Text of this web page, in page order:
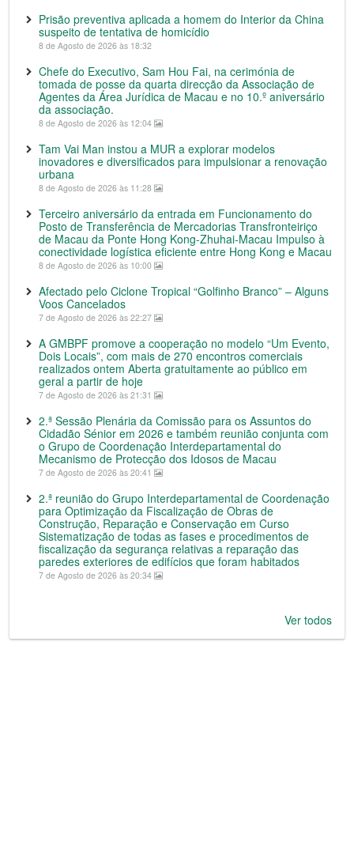
Prisão preventiva aplicada a homem do Interior da China
suspeito de tentativa de homicídio
8 de Agosto de 2026 às 18:32
Chefe do Executivo, Sam Hou Fai, na cerimónia de
tomada de posse da quarta direcção da Associação de
Agentes da Área Jurídica de Macau e no 10.º aniversário
da associação.
8 de Agosto de 2026 às 12:04
Tam Vai Man instou a MUR a explorar modelos
inovadores e diversificados para impulsionar a renovação
urbana
8 de Agosto de 2026 às 11:28
Terceiro aniversário da entrada em Funcionamento do
Posto de Transferência de Mercadorias Transfronteiriço
de Macau da Ponte Hong Kong-Zhuhai-Macau Impulso à
conectividade logística eficiente entre Hong Kong e Macau
8 de Agosto de 2026 às 10:00
Afectado pelo Ciclone Tropical “Golfinho Branco” – Alguns
Voos Cancelados
7 de Agosto de 2026 às 22:27
A GMBPF promove a cooperação no modelo “Um Evento,
Dois Locais”, com mais de 270 encontros comerciais
realizados ontem Aberta gratuitamente ao público em
geral a partir de hoje
7 de Agosto de 2026 às 21:31
2.ª Sessão Plenária da Comissão para os Assuntos do
Cidadão Sénior em 2026 e também reunião conjunta com
o Grupo de Coordenação Interdepartamental do
Mecanismo de Protecção dos Idosos de Macau
7 de Agosto de 2026 às 20:41
2.ª reunião do Grupo Interdepartamental de Coordenação
para Optimização da Fiscalização de Obras de
Construção, Reparação e Conservação em Curso
Sistematização de todas as fases e procedimentos de
fiscalização da segurança relativas a reparação das
paredes exteriores de edifícios que foram habitados
7 de Agosto de 2026 às 20:34
Ver todos